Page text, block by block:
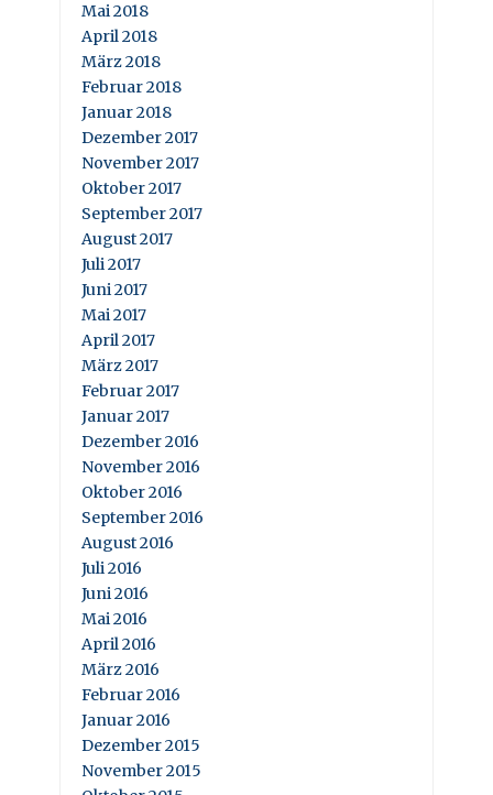
Mai 2018
April 2018
März 2018
Februar 2018
Januar 2018
Dezember 2017
November 2017
Oktober 2017
September 2017
August 2017
Juli 2017
Juni 2017
Mai 2017
April 2017
März 2017
Februar 2017
Januar 2017
Dezember 2016
November 2016
Oktober 2016
September 2016
August 2016
Juli 2016
Juni 2016
Mai 2016
April 2016
März 2016
Februar 2016
Januar 2016
Dezember 2015
November 2015